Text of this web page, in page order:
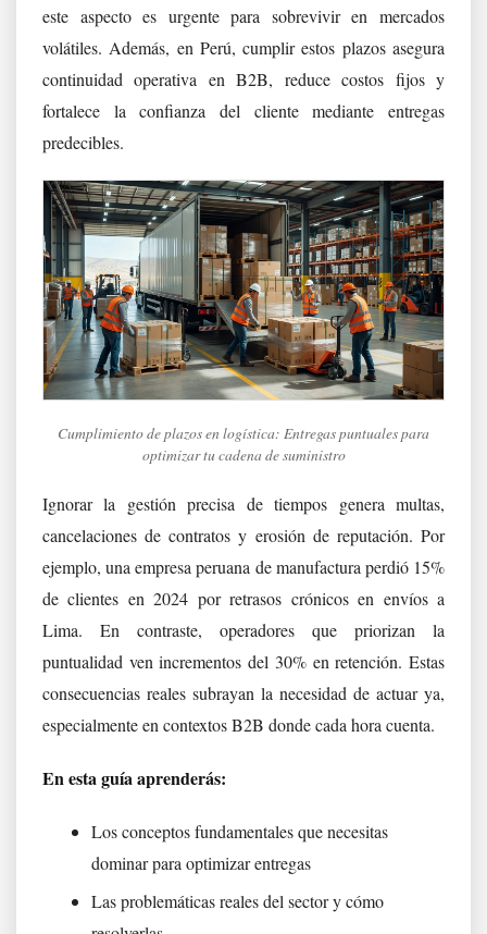
este aspecto es urgente para sobrevivir en mercados
volátiles. Además, en Perú, cumplir estos plazos asegura
continuidad operativa en B2B, reduce costos fijos y
fortalece la confianza del cliente mediante entregas
predecibles.
Cumplimiento de plazos en logística: Entregas puntuales para
optimizar tu cadena de suministro
Ignorar la gestión precisa de tiempos genera multas,
cancelaciones de contratos y erosión de reputación. Por
ejemplo, una empresa peruana de manufactura perdió 15%
de clientes en 2024 por retrasos crónicos en envíos a
Lima. En contraste, operadores que priorizan la
puntualidad ven incrementos del 30% en retención. Estas
consecuencias reales subrayan la necesidad de actuar ya,
especialmente en contextos B2B donde cada hora cuenta.
En esta guía aprenderás:
Los conceptos fundamentales que necesitas
dominar para optimizar entregas
Las problemáticas reales del sector y cómo